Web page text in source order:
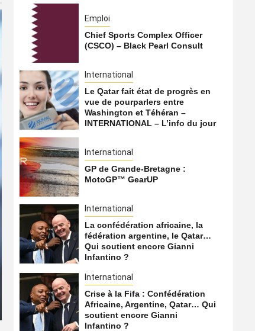
International
La confédération
Qatar… Qui soutient
7 août 2026 Qatarien
Emploi
Chief Sports Complex Officer
(CSCO) – Black Pearl Consult
International
Le Qatar fait état de progrès en
vue de pourparlers entre
Washington et Téhéran –
INTERNATIONAL – L’info du jour
International
GP de Grande-Bretagne :
MotoGP™ GearUP
International
La confédération africaine, la
fédération argentine, le Qatar…
Qui soutient encore Gianni
Infantino ?
International
Crise à la Fifa : Confédération
Africaine, Argentine, Qatar… Qui
soutient encore Gianni
Infantino ?